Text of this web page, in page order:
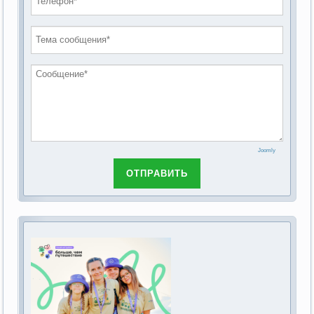
обсуждению Федерального закона Российской
основах социального обслуживания граждан в
2019 год
2018 год
Joomly
ОТПРАВИТЬ